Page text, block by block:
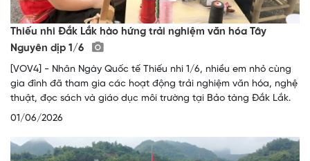
Thiếu nhi Đắk Lắk hào hứng trải nghiệm văn hóa Tây
Nguyên dịp 1/6
[VOV4] - Nhân Ngày Quốc tế Thiếu nhi 1/6, nhiều em nhỏ cùng
gia đình đã tham gia các hoạt động trải nghiệm văn hóa, nghệ
thuật, đọc sách và giáo dục môi trường tại Bảo tàng Đắk Lắk.
01/06/2026